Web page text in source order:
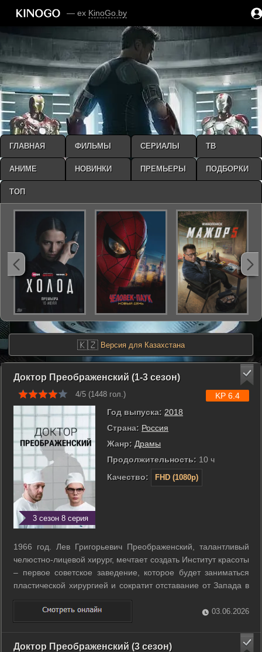
— ex KinoGo.by
🇰🇿 Версия для Казахстана
Доктор Преображенский (1-3 сезон)
4/5 (1448 гол.)
3 сезон 8 серия
Год выпуска: 2018
Страна: Россия
Жанр: Драмы
Продолжительность: 10 ч
Качество:
FHD (1080p)
KP 6.4
1966 год. Лев Григорьевич Преображенский, талантливый
челюстно-лицевой хирург, мечтает создать Институт красоты
– первое советское заведение, которое будет заниматься
пластической хирургией и сократит отставание от Запада в
этой передовой отрасли медицины. Его молодой коллега,
Игорь Зорин, мечтает вырваться из СССР за рубеж: туда, где
талантливые ...
03.06.2026
Доктор Преображенский (3 сезон)
ГЛАВНАЯ ФИЛЬМЫ СЕРИАЛЫ ТВ
АНИМЕ НОВИНКИ ПРЕМЬЕРЫ ПОДБОРКИ
ТОП